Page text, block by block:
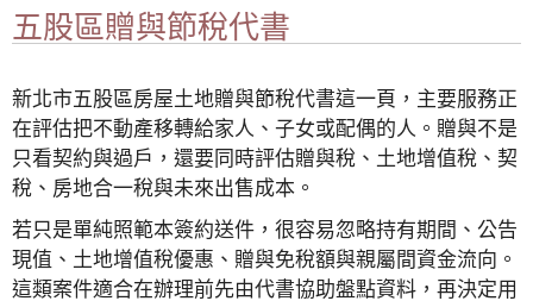
五股區贈與節稅代書
新北市五股區房屋土地贈與節稅代書這一頁，主要服務正
在評估把不動產移轉給家人、子女或配偶的人。贈與不是
只看契約與過戶，還要同時評估贈與稅、土地增值稅、契
稅、房地合一稅與未來出售成本。
若只是單純照範本簽約送件，很容易忽略持有期間、公告
現值、土地增值稅優惠、贈與免稅額與親屬間資金流向。
這類案件適合在辦理前先由代書協助盤點資料，再決定用